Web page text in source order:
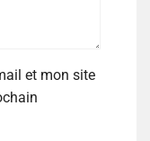
et mon site